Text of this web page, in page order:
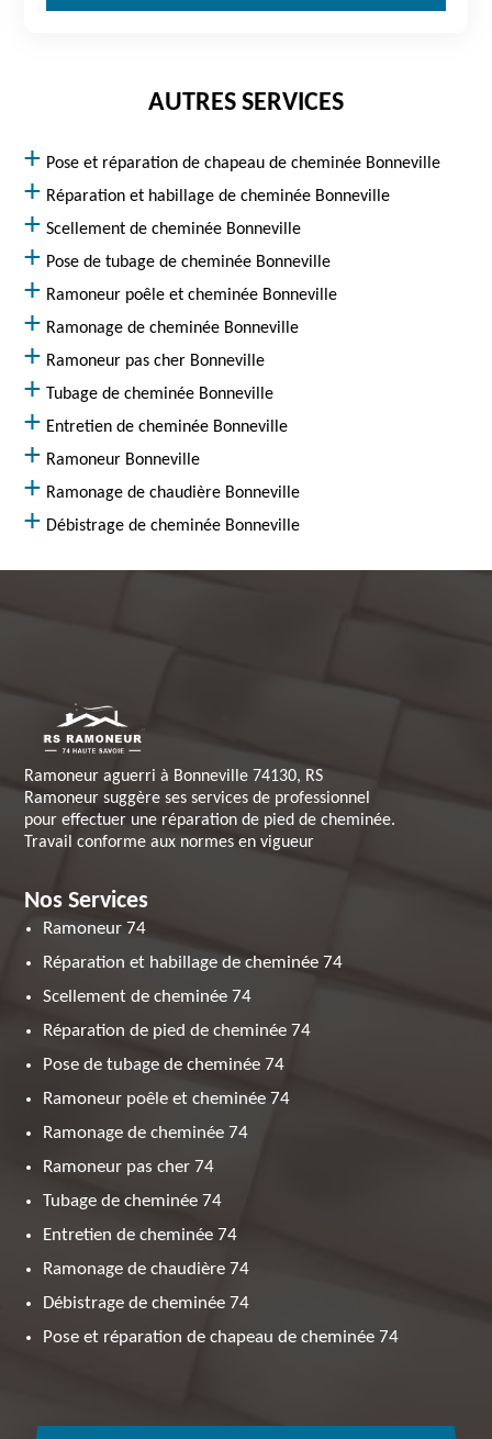
AUTRES SERVICES
Pose et réparation de chapeau de cheminée Bonneville
Réparation et habillage de cheminée Bonneville
Scellement de cheminée Bonneville
Pose de tubage de cheminée Bonneville
Ramoneur poêle et cheminée Bonneville
Ramonage de cheminée Bonneville
Ramoneur pas cher Bonneville
Tubage de cheminée Bonneville
Entretien de cheminée Bonneville
Ramoneur Bonneville
Ramonage de chaudière Bonneville
Débistrage de cheminée Bonneville
Ramoneur aguerri à Bonneville 74130, RS
Ramoneur suggère ses services de professionnel
pour effectuer une réparation de pied de cheminée.
Travail conforme aux normes en vigueur
Nos Services
Ramoneur 74
Réparation et habillage de cheminée 74
Scellement de cheminée 74
Réparation de pied de cheminée 74
Pose de tubage de cheminée 74
Ramoneur poêle et cheminée 74
Ramonage de cheminée 74
Ramoneur pas cher 74
Tubage de cheminée 74
Entretien de cheminée 74
Ramonage de chaudière 74
Débistrage de cheminée 74
Pose et réparation de chapeau de cheminée 74